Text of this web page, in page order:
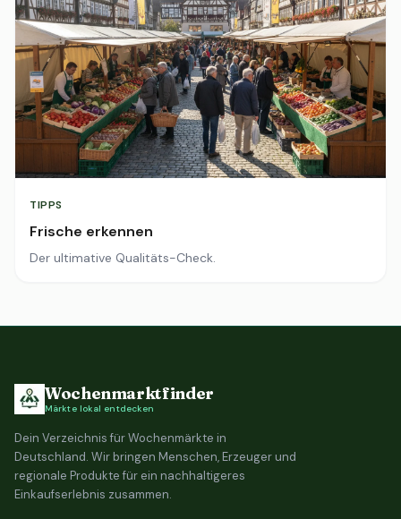
TIPPS
Frische erkennen
Der ultimative Qualitäts-Check.
Wochenmarktfinder
Märkte lokal entdecken
Dein Verzeichnis für Wochenmärkte in
Deutschland. Wir bringen Menschen, Erzeuger und
regionale Produkte für ein nachhaltigeres
Einkaufserlebnis zusammen.